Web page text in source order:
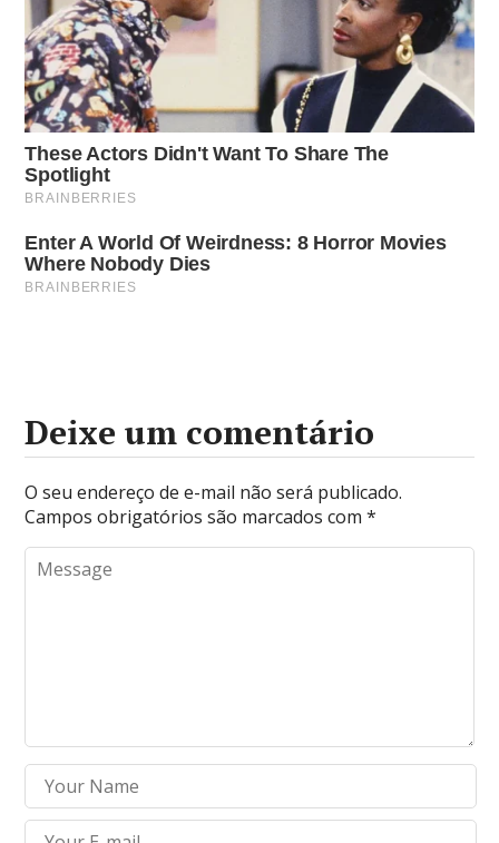
Deixe um comentário
O seu endereço de e-mail não será publicado.
Campos obrigatórios são marcados com*